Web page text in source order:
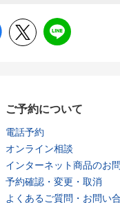
ご予約について
電話予約
オンライン相談
インターネット商品のお
予約確認・変更・取消
よくあるご質問・お問い